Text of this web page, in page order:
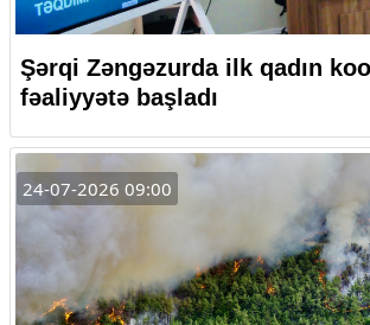
Şərqi Zəngəzurda ilk qadın
fəaliyyətə başladı
24-07-2026 09:00